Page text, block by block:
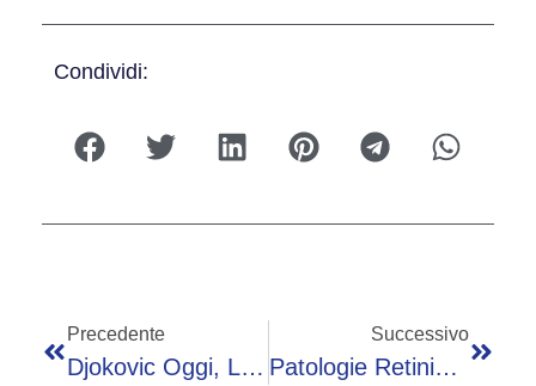
Condividi:
Precedente
Djokovic Oggi, Live Al Roland Garros 2025 Contro McDonald. La Diretta
Successivo
Patologie Retiniche, Ema Raccomanda Aflibercept 8 Mg Fino A Ogni 6 Mesi